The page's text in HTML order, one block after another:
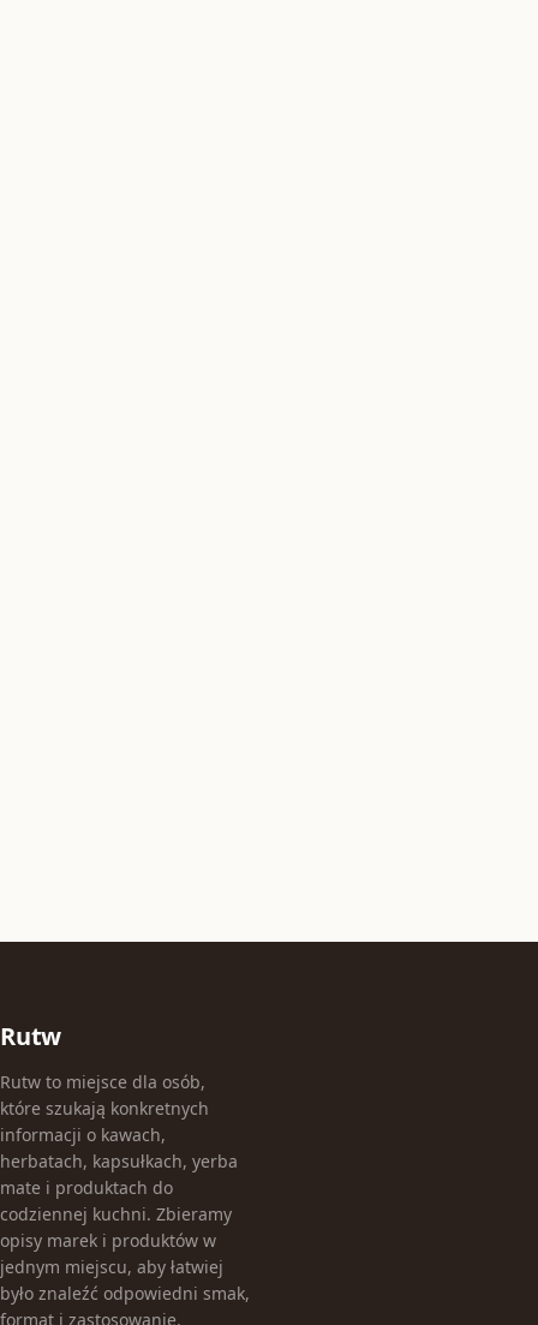
Rutw
Rutw to miejsce dla osób,
które szukają konkretnych
informacji o kawach,
herbatach, kapsułkach, yerba
mate i produktach do
codziennej kuchni. Zbieramy
opisy marek i produktów w
jednym miejscu, aby łatwiej
było znaleźć odpowiedni smak,
format i zastosowanie.